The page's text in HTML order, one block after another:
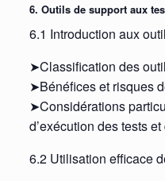
6. Outils de support aux
6.1 Introduction aux
➤Classification des
➤Bénéfices et risques
➤Considérations
d’exécution des tests
6.2 Utilisation efficace